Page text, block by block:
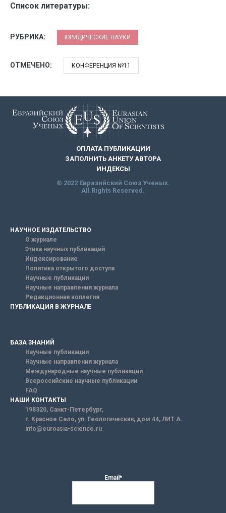
Список литературы:
РУБРИКА: ЮРИДИЧЕСКИЕ НАУКИ
ОТМЕЧЕНО: КОНФЕРЕНЦИЯ №11
ОПЛАТА ПУБЛИКАЦИИ
ЗАПОЛНИТЬ АНКЕТУ АВТОРА
ИНДЕКСЫ
© 2022 Евразийский Союз Ученых.
All Rights Reserved.
НАУЧНОЕ ИЗДАТЕЛЬСТВО
О журнале
Этика научных публикаций
Индексирование
Политика открытого доступа
Научные публикации
Научные направления журнала
Редакционная коллегия
ПУБЛИКАЦИЯ В ЖУРНАЛЕ
БАЗА ЗНАНИЙ
Научные публикации
Научные направления журнала
Международные научные публикации
Всероссийские научные публикации
FAQ
НАШИ КОНТАКТЫ
198320, Санкт-Петербург,
г. Красное Село, ул. Геологическая, дом 44, ЛИТ А.
info@euroasia-science.ru
Email*